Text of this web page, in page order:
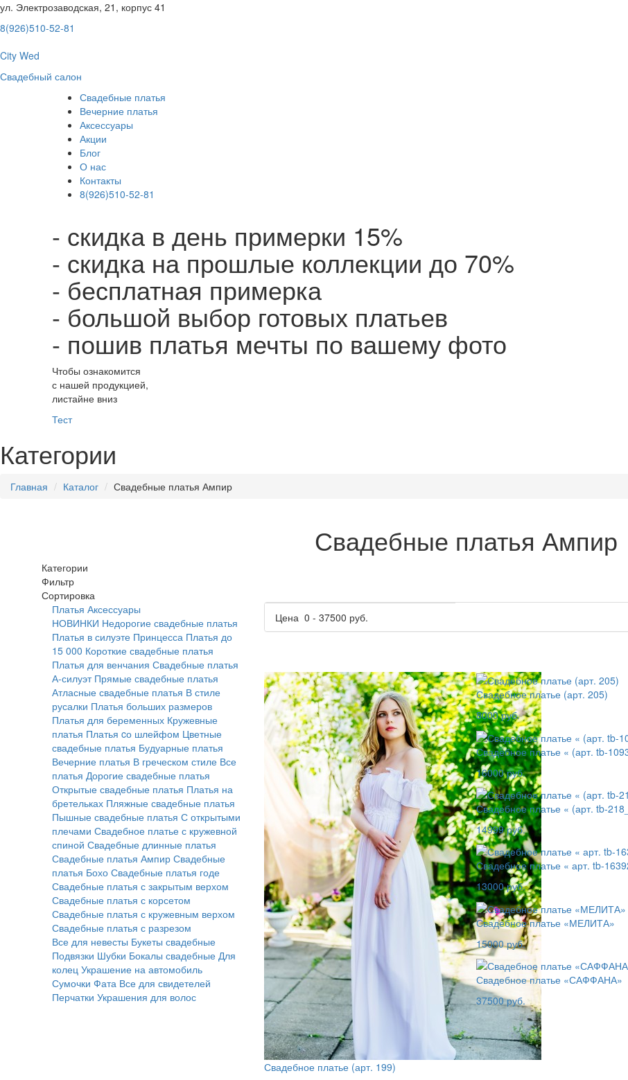
ул. Электрозаводская, 21, корпус 41
8(926)510-52-81
City Wed
Свадебный салон
Свадебные платья
Вечерние платья
Аксессуары
Акции
Блог
О нас
Контакты
8(926)510-52-81
- скидка в день примерки 15%
- скидка на прошлые коллекции до 70%
- бесплатная примерка
- большой выбор готовых платьев
- пошив платья мечты по вашему фото
Чтобы ознакомится
с нашей продукцией,
листайне вниз
Тест
Категории
Главная Каталог Свадебные платья Ампир
Свадебные платья Ампир
Категории
Фильтр
Сортировка
Платья Аксессуары
НОВИНКИ Недорогие свадебные платья
Платья в силуэте Принцесса Платья до
15 000 Короткие свадебные платья
Платья для венчания Свадебные платья
А-силуэт Прямые свадебные платья
Атласные свадебные платья В стиле
русалки Платья больших размеров
Платья для беременных Кружевные
платья Платья cо шлейфом Цветные
свадебные платья Будуарные платья
Вечерние платья В греческом стиле Все
платья Дорогие свадебные платья
Открытые свадебные платья Платья на
бретельках Пляжные свадебные платья
Пышные свадебные платья С открытыми
плечами Свадебное платье с кружевной
спиной Свадебные длинные платья
Свадебные платья Ампир Свадебные
платья Бохо Свадебные платья годе
Свадебные платья с закрытым верхом
Свадебные платья с корсетом
Свадебные платья с кружевным верхом
Свадебные платья с разрезом
Все для невесты Букеты свадебные
Подвязки Шубки Бокалы свадебные Для
колец Украшение на автомобиль
Сумочки Фата Все для свидетелей
Перчатки Украшения для волос
Цена 0 - 37500 руб.
Свадебное платье (арт. 199)
Свадебное платье (арт. 205)
8000 руб.
Свадебное платье « (арт. tb-
16000 руб.
Свадебное платье « (арт. tb-
14999 руб.
Свадебное платье « арт. tb-
13000 руб.
Свадебное платье «МЕЛИТА»
15000 руб.
Свадебное платье «САФФАНА»
37500 руб.